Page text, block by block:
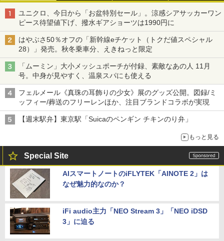
ユニクロ、今日から「お盆特別セール」。涼感シアサッカーワン
ピース待望値下げ、撥水ギアショーツは1990円に
はやぶさ50％オフの「新幹線eチケット（トクだ値スペシャル
28）」発売。秋冬乗車分、えきねっと限定
「ムーミン」大小メッシュポーチが付録、素敵なあの人 11月
号。中身が見やすく、温泉スパにも使える
フェルメール《真珠の耳飾りの少女》展のグッズ公開。図録/ミ
ッフィー/葬送のフリーレンほか、注目ブランドコラボが実現
【週末駅弁】東京駅「Suicaのペンギン チキンのり弁」
もっと見る
Special Site
AIスマートノートのiFLYTEK「AINOTE 2」は
なぜ魅力的なのか？
iFi audio主力「NEO Stream 3」「NEO iDSD
3」に迫る